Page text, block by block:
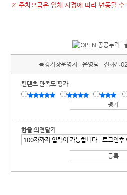
※ 주차요금은 업체 사정에 따라 변동될 수
돔경기장운영처 운영팀 전화/ :
컨텐츠 만족도 평가
한줄 의견달기